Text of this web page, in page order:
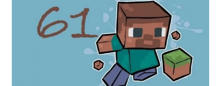
|
62#
MINECRAFT
:
D7OOMY999